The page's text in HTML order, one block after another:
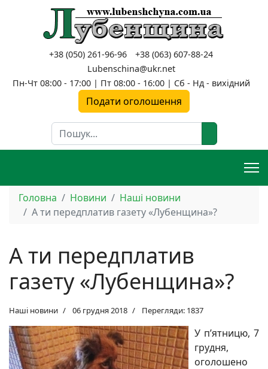
+38 (050) 261-96-96
+38 (063) 607-88-24
Lubenschina@ukr.net
Пн-Чт 08:00 - 17:00 | Пт 08:00 - 16:00 | Сб - Нд - вихідний
Подати оголошення
Пошук
Головна Новини
Наші новини
А ти передплатив газету «Лубенщина»?
А ти передплатив
газету «Лубенщина»?
Наші новини 06 грудня 2018 Перегляди: 1837
У п’ятницю, 7
грудня,
оголошено